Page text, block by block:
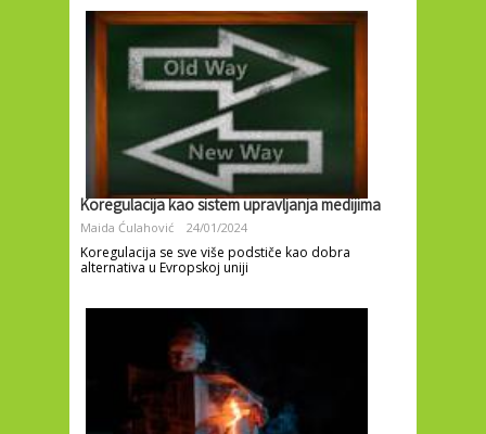
Koregulacija kao sistem upravljanja medijima
Maida Ćulahović 24/01/2024
Koregulacija se sve više podstiče kao dobra
alternativa u Evropskoj uniji